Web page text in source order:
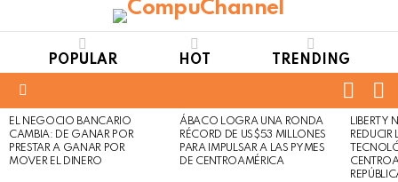
POPULAR HOT TRENDING
LATEST
STORIES
EL NEGOCIO BANCARIO
CAMBIA: DE GANAR POR
PRESTAR A GANAR POR
MOVER EL DINERO
Not
Safe
For
Click
to
view
ÁBACO LOGRA UNA RONDA
RÉCORD DE US$53 MILLONES
PARA IMPULSAR A LAS PYMES
DE CENTROAMÉRICA
LIBERTY
REDUCIR